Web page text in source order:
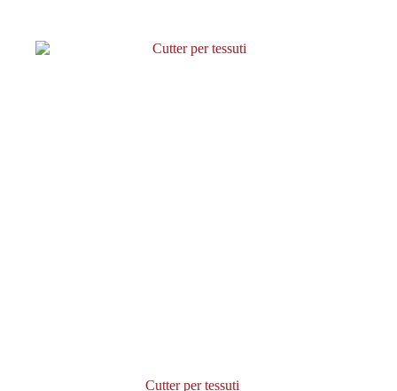
Cutter per tessuti